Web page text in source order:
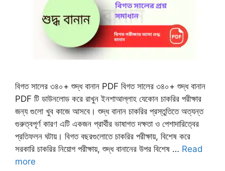
বিগত সালের ৩৪০+ শুদ্ধ বানান PDF বিগত সালের ৩৪০+ শুদ্ধ বানান
PDF টি ডাউনলোড করে রাখুন ইনশাআল্লাহ যেকোন চাকরির পরীক্ষার
জন্য গুলো খুব কাজে আসবে। শুদ্ধ বানান চাকরির প্রস্তুতিতে অত্যন্ত
গুরুত্বপূর্ণ কারণ এটি একজন প্রার্থীর ভাষাগত দক্ষতা ও পেশাদারিত্বের
প্রতিফলন ঘটায়। বিগত বছরগুলোতে চাকরির পরীক্ষায়, বিশেষ করে
সরকারি চাকরির নিয়োগ পরীক্ষায়, শুদ্ধ বানানের উপর বিশেষ … Read
more